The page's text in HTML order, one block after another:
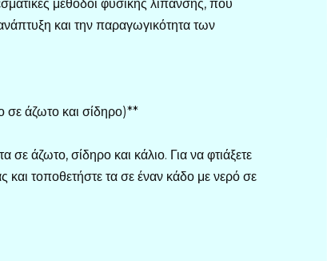
μέθοδοι φυσικής λίπανσης, που
και την παραγωγικότητα των
σε άζωτο και σίδηρο)**
σε άζωτο, σίδηρο και κάλιο. Για να φτιάξετε
τοποθετήστε τα σε έναν κάδο με νερό σε